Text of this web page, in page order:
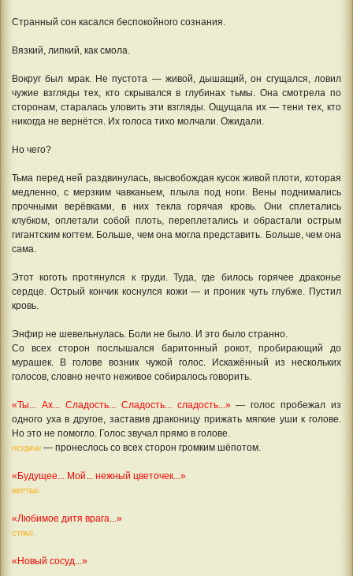
Странный сон касался беспокойного сознания.
Вязкий, липкий, как смола.
Вокруг был мрак. Не пустота — живой, дышащий, он сгущался, ловил
чужие взгляды тех, кто скрывался в глубинах тьмы. Она смотрела по
сторонам, старалась уловить эти взгляды. Ощущала их — тени тех, кто
никогда не вернётся. Их голоса тихо молчали. Ожидали.
Но чего?
Тьма перед ней раздвинулась, высвобождая кусок живой плоти, которая
медленно, с мерзким чавканьем, плыла под ноги. Вены поднимались
прочными верёвками, в них текла горячая кровь. Они сплетались
клубком, оплетали собой плоть, переплетались и обрастали острым
гигантским когтем. Больше, чем она могла представить. Больше, чем она
сама.
Этот коготь протянулся к груди. Туда, где билось горячее драконье
сердце. Острый кончик коснулся кожи — и проник чуть глубже. Пустил
кровь.
Энфир не шевельнулась. Боли не было. И это было странно.
Со всех сторон послышался баритонный рокот, пробирающий до
мурашек. В голове возник чужой голос. Искажённый из нескольких
голосов, словно нечто неживое собиралось говорить.
«Ты... Ах... Сладость... Сладость... сладость...»— голос пробежал из
одного уха в другое, заставив драконицу прижать мягкие уши к голове.
Но это не помогло. Голос звучал прямо в голове.
НЕУДАЧА! — пронеслось со всех сторон громким шёпотом.
«Будущее... Мой... нежный цветочек...»
ЖЕРТВА!
«Любимое дитя врага...»
СТРАХ!
«Новый сосуд...»